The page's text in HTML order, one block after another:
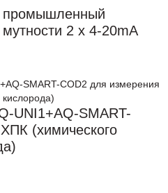
промышленный
2 x 4-20mA
UNI1+AQ-SMART-
(химического